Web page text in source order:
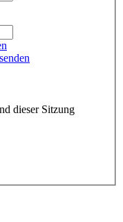
dieser Sitzung